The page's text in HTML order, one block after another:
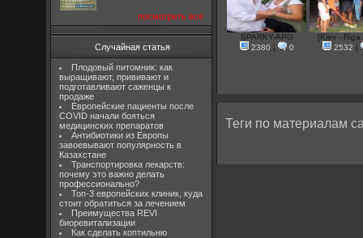
посмотреть все
Случайная статья
Плодовый питомник: как
выращивают, прививают и
подготавливают саженцы к
продаже
Европейские пациенты после
COVID начали бояться
медицинских препаратов
Антибиотики из Европы
завоевывают популярность в
Казахстане
Транспортировка лекарств:
почему это важно делать
профессионально?
Топ-3 европейских клиник, куда
стоит обратиться за лечением
Преимущества REVI
биоревитализации
Как сделать коптильню
SPARKY-APG
2380
0
[Kiev -
2532
Теги по материалам